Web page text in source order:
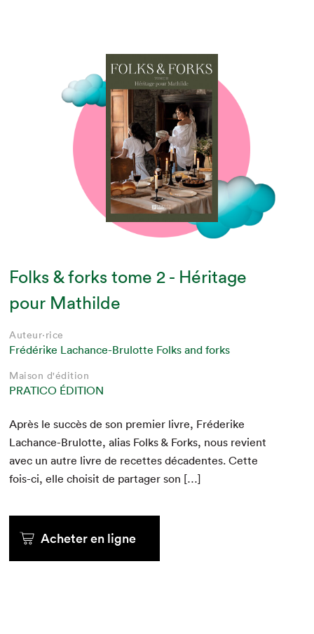
Folks & forks tome 2 - Héritage
pour Mathilde
Auteur·rice
Frédérike Lachance-Brulotte Folks and forks
Maison d'édition
PRATICO ÉDITION
Après le suc­cès de son pre­mier livre, Fréderike
Lachance-Bru­lotte, alias Folks & Forks, nous revient
avec un autre livre de recettes déca­dentes. Cette
fois-ci, elle choisit de partager son […]
Acheter en ligne